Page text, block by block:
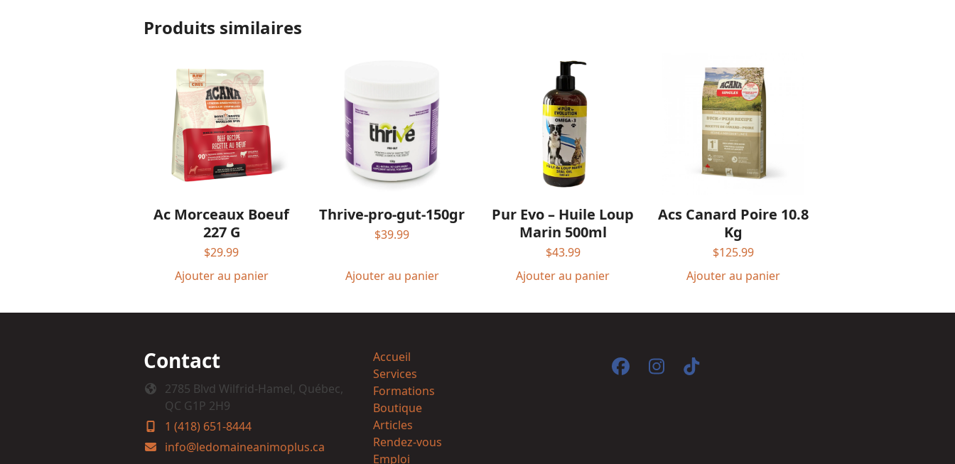
Produits similaires
Ac Morceaux Boeuf
227 G
$29.99
Ajouter au panier
Thrive-pro-gut-150gr
$39.99
Ajouter au panier
Pur Evo – Huile Loup
Marin 500ml
$43.99
Ajouter au panier
Acs Canard Poire 10.8
Kg
$125.99
Ajouter au panier
Contact
2785 Blvd Wilfrid-Hamel, Québec,
QC G1P 2H9
1 (418) 651-8444
info@ledomaineanimoplus.ca
Accueil
Services
Formations
Boutique
Articles
Rendez-vous
Emploi
Facebook
Instagram
Tiktok